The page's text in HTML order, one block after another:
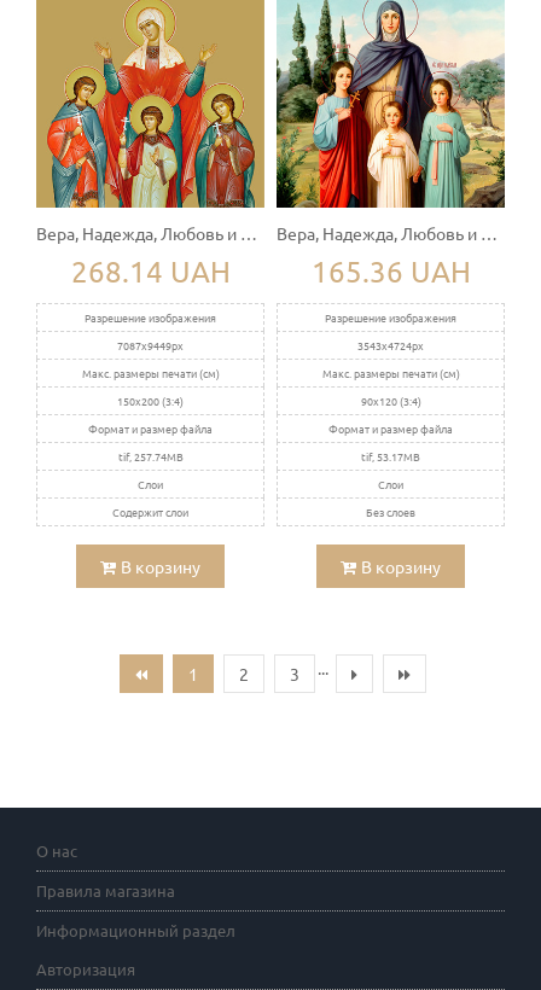
Вера, Надежда, Любовь и София
268.14 UAH
Разрешение изображения
7087x9449px
Макс. размеры печати (см)
150x200 (3:4)
Формат и размер файла
tif, 257.74MB
Слои
Содержит слои
В корзину
Вера, Надежда, Любовь и София
165.36 UAH
Разрешение изображения
3543x4724px
Макс. размеры печати (см)
90x120 (3:4)
Формат и размер файла
tif, 53.17MB
Слои
Без слоев
В корзину
1 2 3 ...
О нас
Правила магазина
Информационный раздел
Авторизация